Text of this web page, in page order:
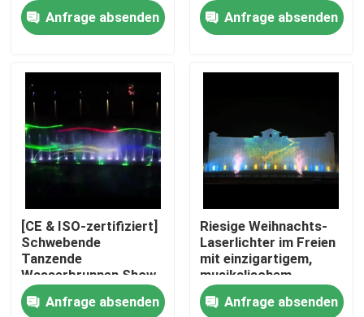
Startseite
Produkte
Fabrik Tour
Qualitätskontrolle
Anfrage absenden
Anfrage absenden
[CE & ISO-zertifiziert]
Schwebende
Tanzende
Wasserbrunnen Show
Anfrage absenden
Riesige Weihnachts-
Laserlichter im Freien
mit einzigartigem,
musikalischem,
schwimmendem
Brunnen im See
Anfrage absenden